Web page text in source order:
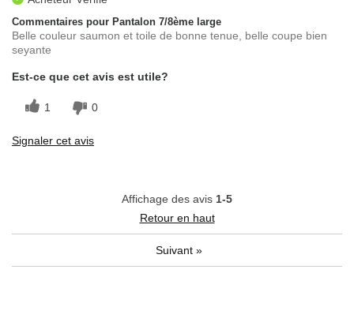
Commentaires pour Pantalon 7/8ème large
Belle couleur saumon et toile de bonne tenue, belle coupe bien
seyante
Est-ce que cet avis est utile?
1 0
Signaler cet avis
Affichage des avis 1-5
Retour en haut
Suivant »